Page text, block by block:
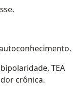
TEA
dor crônica.